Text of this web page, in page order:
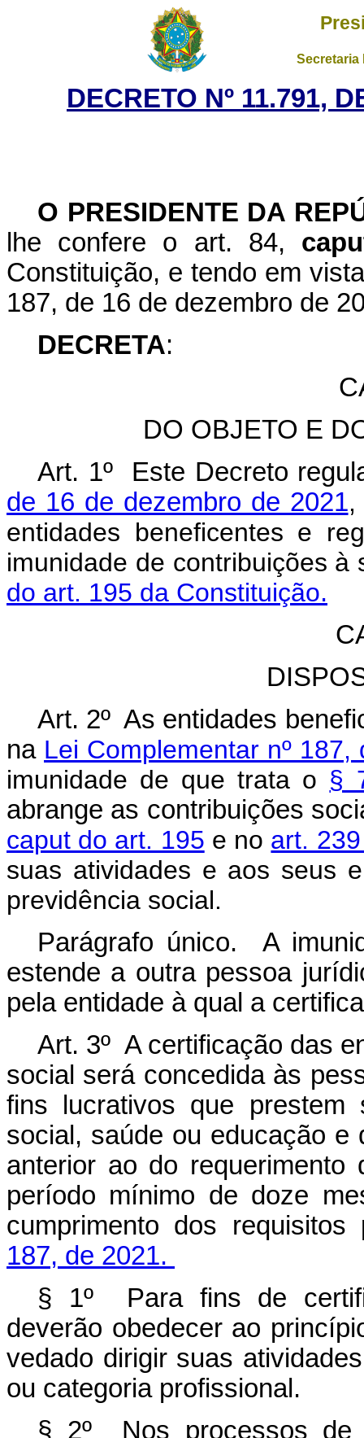
DECRETO Nº 11.791,
O PRESIDENTE DA
lhe confere o art. 84,
Constituição, e tendo em
187, de 16 de dezembro de
DECRETA:
DO OBJETO E
Art. 1º Este Decreto
de 16 de dezembro de 2021,
entidades beneficentes e
imunidade de contribuições
do art. 195 da Constituição.
Art. 2º As entidades
na Lei Complementar nº 187,
imunidade de que trata o §
abrange as contribuições
caput do art. 195 e no art.
suas atividades e aos seus
previdência social.
Parágrafo único. A
estende a outra pessoa
pela entidade à qual a
Art. 3º A certificação das
social será concedida às
fins lucrativos que prestem
social, saúde ou educação
anterior ao do
período mínimo de doze
cumprimento dos
187, de 2021.
§ 1º Para fins de
deverão obedecer ao
vedado dirigir suas
ou categoria profissional.
§ 2º Nos processos de